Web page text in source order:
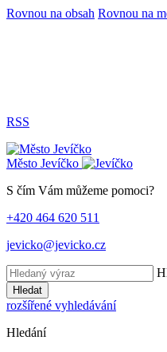
Rovnou na obsah Rovnou na
RSS
Město Jevíčko
S čím Vám můžeme pomoci?
+420 464 620 511
jevicko@jevicko.cz
Hledat
rozšířené vyhledávání
Hledání